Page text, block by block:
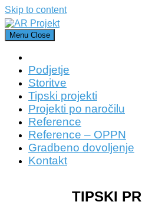
Skip to content
Menu Close
Podjetje
Storitve
Tipski projekti
Projekti po naročilu
Reference
Reference – OPPN
Gradbeno dovoljenje
Kontakt
TIPSKI